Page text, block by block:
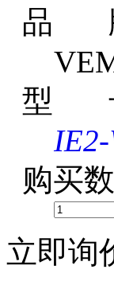
品
型
购买
立即询